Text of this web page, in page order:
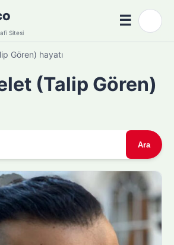
Sitesi
☰Menü
Gören) hayatı
(Talip Gören)